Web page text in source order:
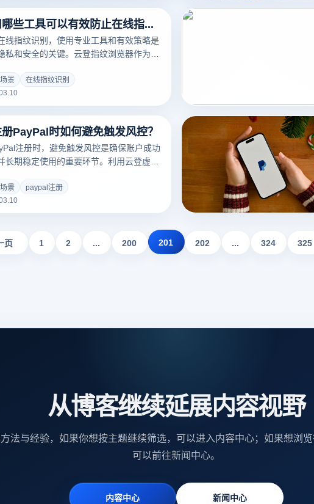
使用哪些工具可以有效防止在线指纹识别？
线指纹识别，使用专业工具和有效策略是
私和安全的关键。云登指纹浏览器作为一
结合其他隐私保护方法，显著降低在线指
带来的风险。以下是一些推荐工具及其优
景
在线指纹识别
PayPal时如何避免触发风控？
注册时，避免触发风控是确保账户成功
长期稳定使用的重要环节。利用云登虚拟
风险，提升注册成功率。以下是具体的防
施：
景
paypal注册
页 1 2 ... 200 201 202 ... 324 325
从博客继续延展内容视野
法与经验，如果你想按主题继续筛选，可以进入内容中心；如果想浏
可以前往新闻中心。
内容中心 新闻中心